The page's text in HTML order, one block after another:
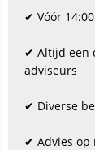
✔ Vóór
✔ Altijd een
adviseurs
✔ Diverse
✔ Advies op